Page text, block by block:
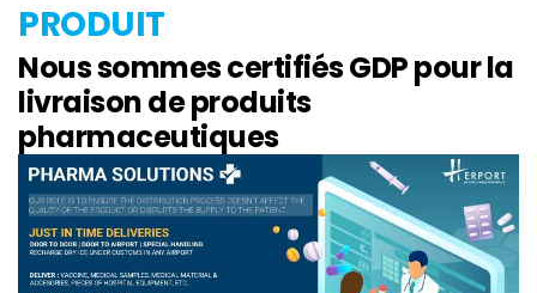
PRODUIT
Nous sommes certifiés GDP pour la
livraison de produits
pharmaceutiques